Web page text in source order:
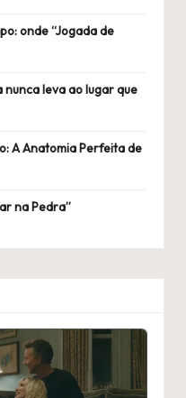
onde “Jogada de
nunca leva ao lugar que
A Anatomia Perfeita de
na Pedra”